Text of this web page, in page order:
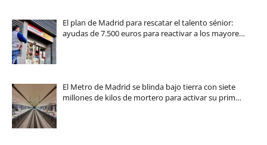
El plan de Madrid para rescatar el talento sénior:
ayudas de 7.500 euros para reactivar a los mayore…
El Metro de Madrid se blinda bajo tierra con siete
millones de kilos de mortero para activar su prim…